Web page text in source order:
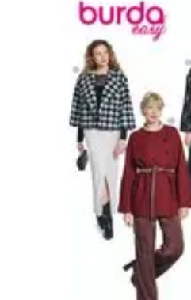
Géographie Explore
Cartographie et outils
Géographie Physique
Géographie Explore